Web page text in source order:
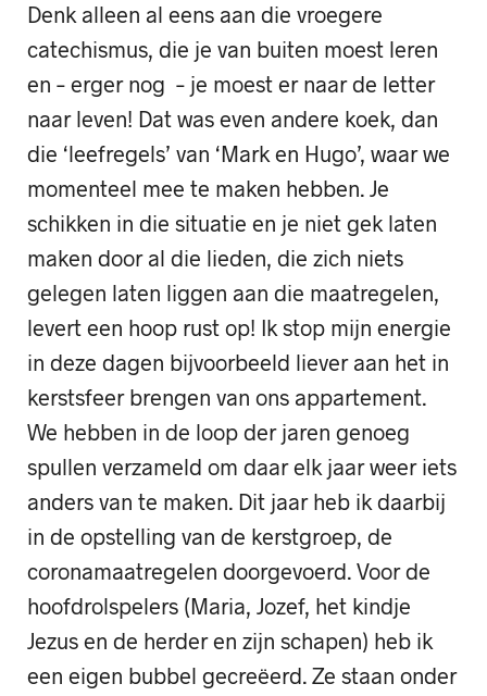
Denk alleen al eens aan die vroegere
catechismus, die je van buiten moest leren
en – erger nog – je moest er naar de letter
naar leven! Dat was even andere koek, dan
die ‘leefregels’ van ‘Mark en Hugo’, waar we
momenteel mee te maken hebben. Je
schikken in die situatie en je niet gek laten
maken door al die lieden, die zich niets
gelegen laten liggen aan die maatregelen,
levert een hoop rust op! Ik stop mijn energie
in deze dagen bijvoorbeeld liever aan het in
kerstsfeer brengen van ons appartement.
We hebben in de loop der jaren genoeg
spullen verzameld om daar elk jaar weer iets
anders van te maken. Dit jaar heb ik daarbij
in de opstelling van de kerstgroep, de
coronamaatregelen doorgevoerd. Voor de
hoofdrolspelers (Maria, Jozef, het kindje
Jezus en de herder en zijn schapen) heb ik
een eigen bubbel gecreëerd. Ze staan onder